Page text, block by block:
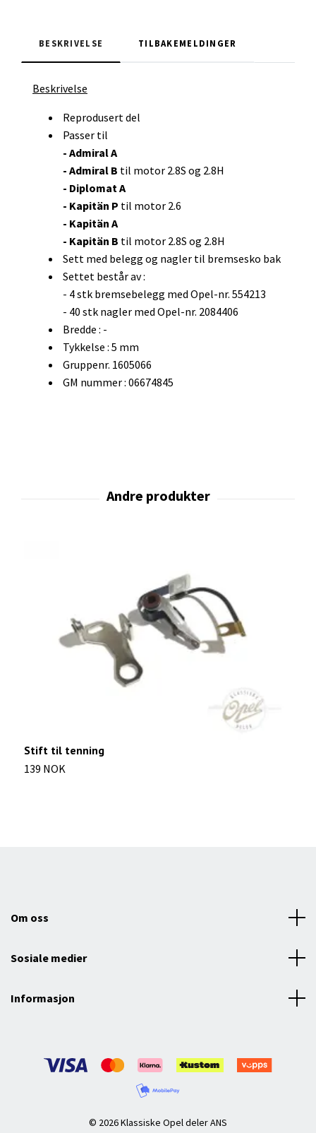
BESKRIVELSE TILBAKEMELDINGER
Beskrivelse
Reprodusert del
Passer til
- Admiral A
- Admiral B til motor 2.8S og 2.8H
- Diplomat A
- Kapitän P til motor 2.6
- Kapitän A
- Kapitän B til motor 2.8S og 2.8H
Sett med belegg og nagler til bremsesko bak
Settet består av :
- 4 stk bremsebelegg med Opel-nr. 554213
- 40 stk nagler med Opel-nr. 2084406
Bredde : -
Tykkelse : 5 mm
Gruppenr. 1605066
GM nummer : 06674845
Stift til tenning
139 NOK
Om oss
Sosiale medier
Informasjon
© 2026 Klassiske Opel deler ANS